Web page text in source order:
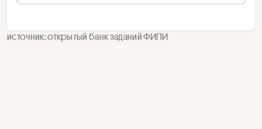
источник: открытый банк заданий ФИПИ